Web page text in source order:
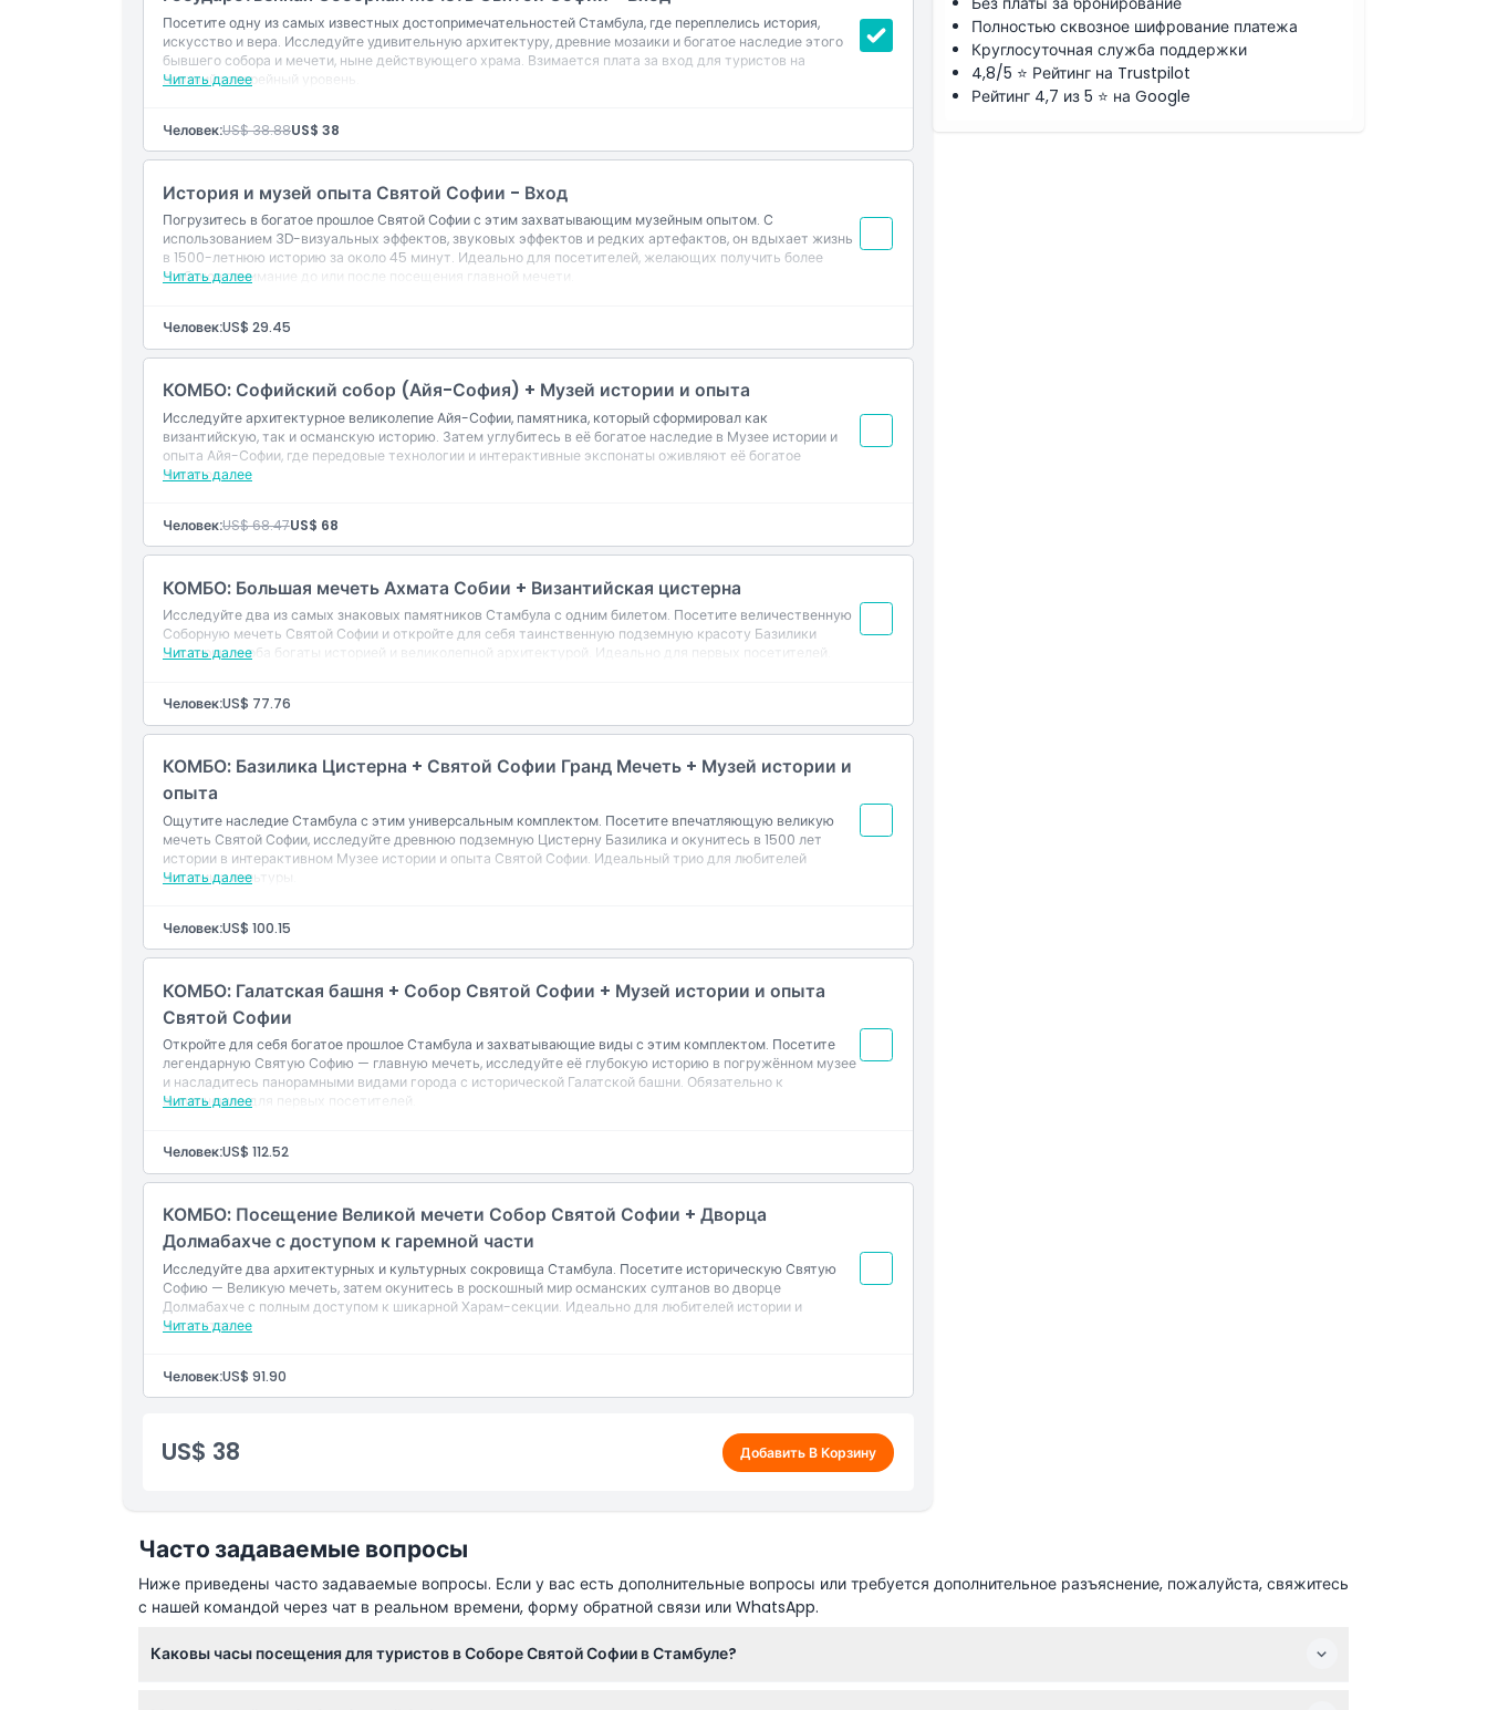
Включено
Политика в отношении детей и взрослых
Исключения
Часы работы
Вещи, которые нужно знать
Местоположение
Как воспользоваться
Посетите одну из самых известных достопримечательностей Стамбула, где переплелись история,
искусство и вера. Исследуйте удивительную архитектуру, древние мозаики и богатое наследие этого
бывшего собора и мечети, ныне действующего храма. Взимается плата за вход для туристов на
верхний галерейный уровень.
Читать далее
Человек:US$ 38.88US$ 38
История и музей опыта Святой Софии - Вход
Погрузитесь в богатое прошлое Святой Софии с этим захватывающим музейным опытом. С
использованием 3D-визуальных эффектов, звуковых эффектов и редких артефактов, он вдыхает жизнь
в 1500-летнюю историю за около 45 минут. Идеально для посетителей, желающих получить более
глубокое понимание до или после посещения главной мечети.
Читать далее
Человек:US$ 29.45
КОМБО: Софийский собор (Айя-София) + Музей истории и опыта
Исследуйте архитектурное великолепие Айя-Софии, памятника, который сформировал как
византийскую, так и османскую историю. Затем углубитесь в её богатое наследие в Музее истории и
опыта Айя-Софии, где передовые технологии и интерактивные экспонаты оживляют её богатое
прошлое.
Читать далее
Человек:US$ 68.47US$ 68
КОМБО: Большая мечеть Ахмата Собии + Византийская цистерна
Исследуйте два из самых знаковых памятников Стамбула с одним билетом. Посетите величественную
Соборную мечеть Святой Софии и откройте для себя таинственную подземную красоту Базилики
Цистерны — оба богаты историей и великолепной архитектурой. Идеально для первых посетителей.
Читать далее
Человек:US$ 77.76
КОМБО: Базилика Цистерна + Святой Софии Гранд Мечеть + Музей истории и
опыта
Ощутите наследие Стамбула с этим универсальным комплектом. Посетите впечатляющую великую
мечеть Святой Софии, исследуйте древнюю подземную Цистерну Базилика и окунитесь в 1500 лет
истории в интерактивном Музее истории и опыта Святой Софии. Идеальный трио для любителей
истории и культуры.
Читать далее
Человек:US$ 100.15
КОМБО: Галатская башня + Собор Святой Софии + Музей истории и опыта
Святой Софии
Откройте для себя богатое прошлое Стамбула и захватывающие виды с этим комплектом. Посетите
легендарную Святую Софию — главную мечеть, исследуйте её глубокую историю в погружённом музее
и насладитесь панорамными видами города с исторической Галатской башни. Обязательно к
выполнению для первых посетителей.
Читать далее
Человек:US$ 112.52
КОМБО: Посещение Великой мечети Собор Святой Софии + Дворца
Долмабахче с доступом к гаремной части
Исследуйте два архитектурных и культурных сокровища Стамбула. Посетите историческую Святую
Софию — Великую мечеть, затем окунитесь в роскошный мир османских султанов во дворце
Долмабахче с полным доступом к шикарной Харам-секции. Идеально для любителей истории и
искусства.
Читать далее
Человек:US$ 91.90
US$ 38 Добавить В Корзину
Полностью сквозное шифрование платежа
Круглосуточная служба поддержки
4,8/5 ⭐ Рейтинг на Trustpilot
Рейтинг 4,7 из 5 ⭐ на Google
Часто задаваемые вопросы
Ниже приведены часто задаваемые вопросы. Если у вас есть дополнительные вопросы или требуется дополнительное разъяснение, пожалуйста, свяжитесь
с нашей командой через чат в реальном времени, форму обратной связи или WhatsApp.
Каковы часы посещения для туристов в Соборе Святой Софии в Стамбуле?